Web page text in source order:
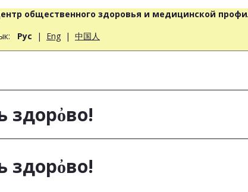
общественного здоровья и медицинской
Рус | Eng | 中国人
здорὀво!
здорὀво!